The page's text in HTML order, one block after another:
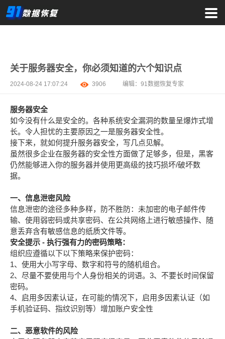
关于服务器安全，你必须知道的六个知识点
2024-08-24 17:07:24 3906 编辑： 91数据恢复专家
服务器安全
如今没有什么是安全的。各种系统安全漏洞的数量呈爆炸式增
长。令人担忧的主要原因之一是服务器安全性。
接下来，就如何提升服务器安全，写几点见解。
虽然很多企业在服务器的安全性方面做了足够多，但是，黑客
仍然能够进入你的服务器并使用更高级的技巧损坏/破坏数
据。
一、信息泄密风险
信息泄密的途径多种多样，防不胜防：未加密的电子邮件传
输、使用弱密码或共享密码、在公共网络上进行敏感操作、随
意丢弃含有敏感信息的纸质文件等。
安全提示 - 执行强有力的密码策略：
组织应遵循以下以下策略来保护密码：
1、使用大小写字母、数字和符号的随机组合。
2、尽量不要使用与个人身份相关的词语。3、不要长时间保留
密码。
4、启用多因素认证，在可能的情况下，启用多因素认证（如
手机验证码、指纹识别等）增加账户安全性
二、恶意软件的风险